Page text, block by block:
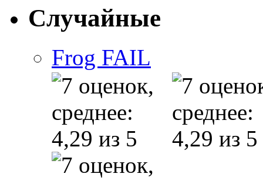
Случайные
Frog FAIL